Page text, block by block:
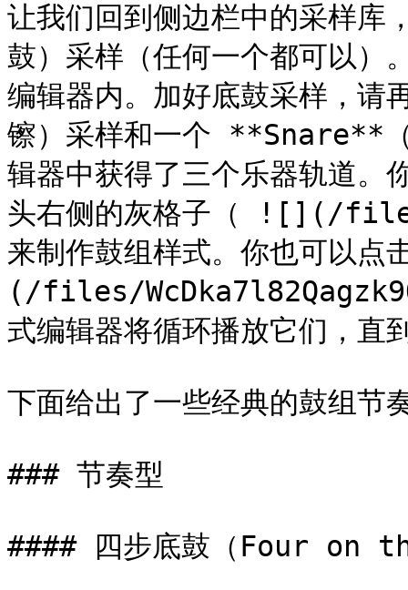
让我们回到侧边栏中的采样
鼓）采样（任何一个都可以）
编辑器内。加好底鼓采样，
镲）采样和一个 **Snare**（
辑器中获得了三个乐器轨道。
头右侧的灰格子（ ![](/
来制作鼓组样式。你也可以
(/files/
式编辑器将循环播放它们，直
下面给出了一些经典的鼓组节
### 节奏型
#### 四步底鼓（Four on